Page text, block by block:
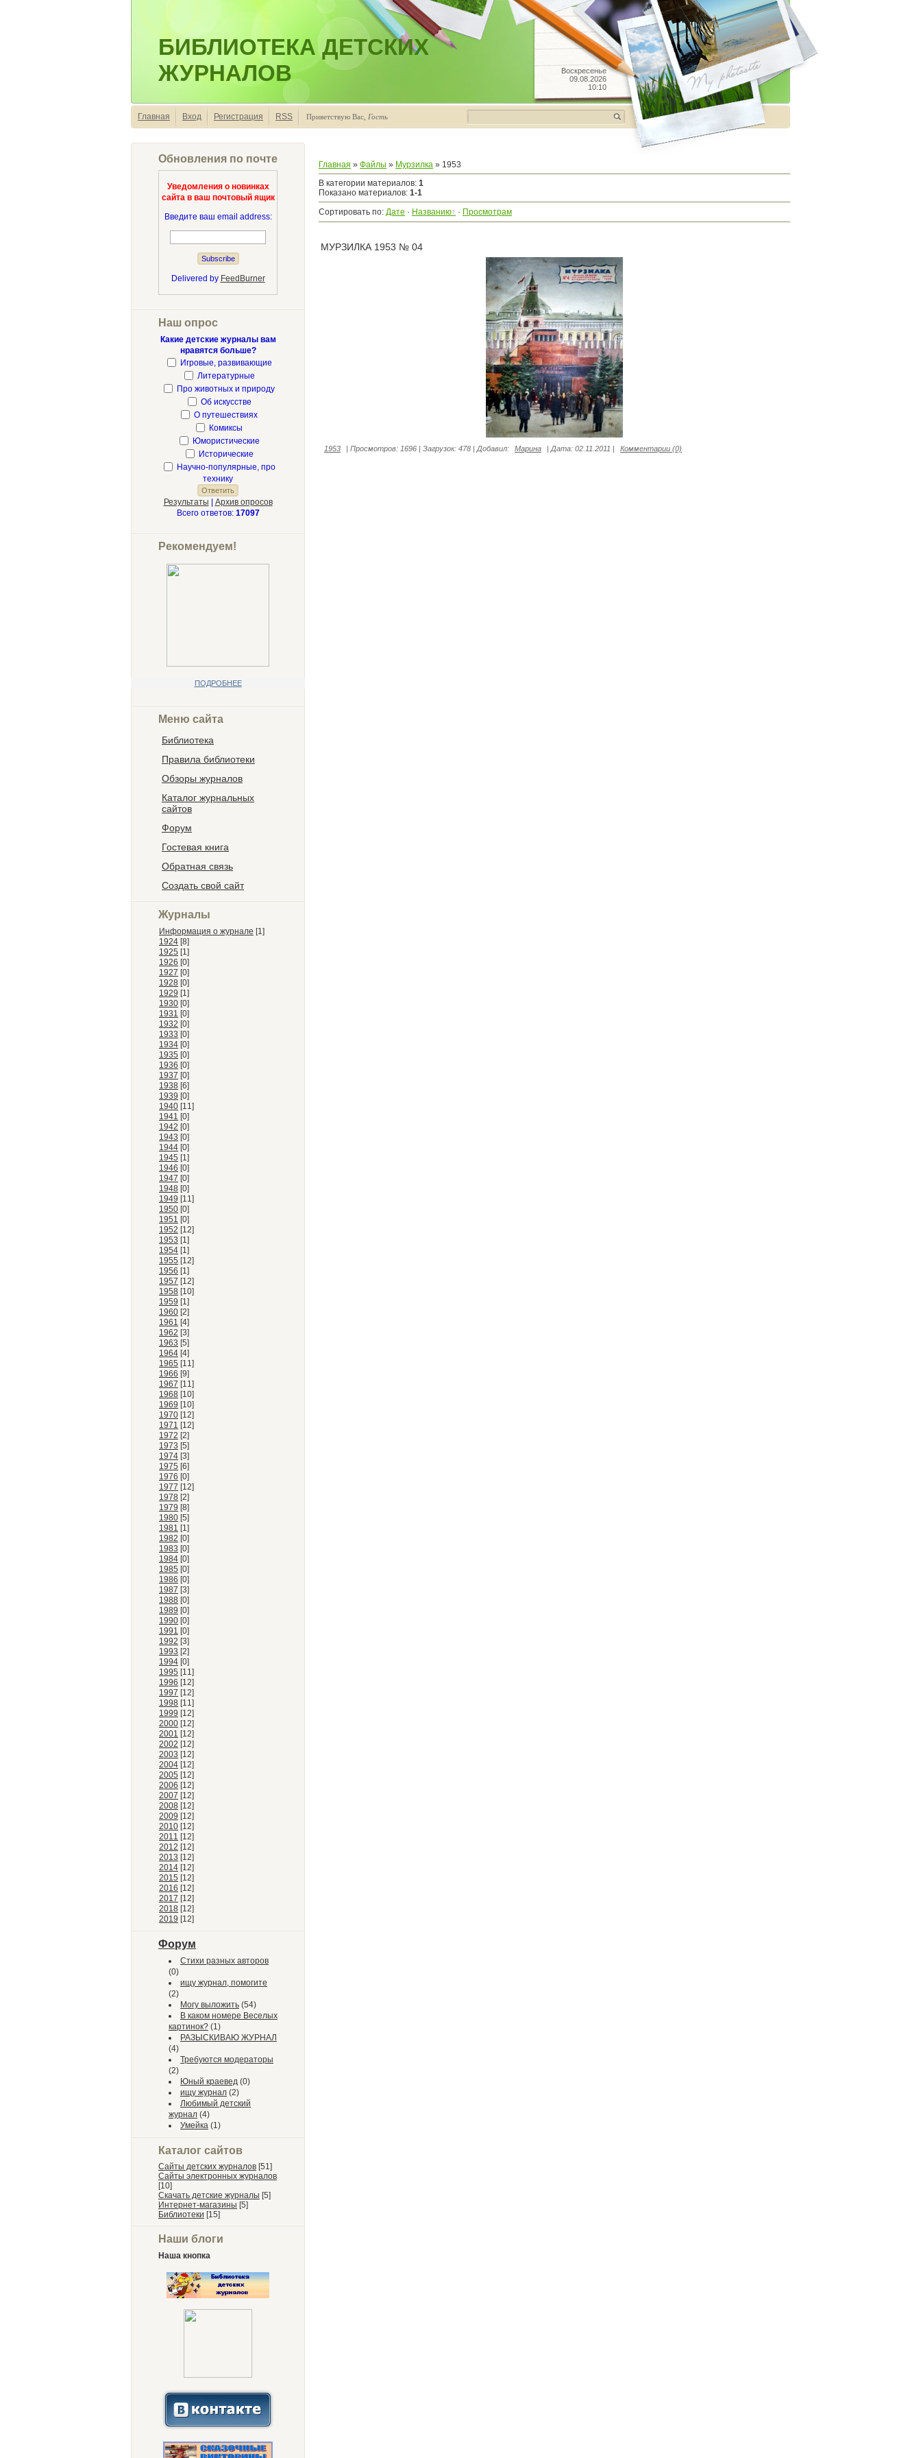
Воскресенье
09.08.2026
10:10
БИБЛИОТЕКА ДЕТСКИХ
ЖУРНАЛОВ
Главная Вход Регистрация RSS Приветствую Вас Гость
Обновления по почте
Уведомления о новинках
сайта в ваш почтовый ящик
Введите ваш email address:
Delivered by FeedBurner
Наш опрос
Какие детские журналы вам
нравятся больше?
Игровые, развивающие
Литературные
Про животных и природу
Об искусстве
О путешествиях
Комиксы
Юмористические
Исторические
Научно-популярные, про
технику
Результаты
Архив опросов
Всего ответов: 17097
Рекомендуем!
ПОДРОБНЕЕ
Меню сайта
Библиотека
Правила библиотеки
Обзоры журналов
Каталог журнальных
сайтов
Форум
Гостевая книга
Обратная связь
Создать свой сайт
Журналы
Информация о журнале [1]
1924 [8]
1925 [1]
1926 [0]
1927 [0]
1928 [0]
1929 [1]
1930 [0]
1931 [0]
1932 [0]
1933 [0]
1934 [0]
1935 [0]
1936 [0]
1937 [0]
1938 [6]
1939 [0]
1940 [11]
1941 [0]
1942 [0]
1943 [0]
1944 [0]
1945 [1]
1946 [0]
1947 [0]
1948 [0]
1949 [11]
1950 [0]
1951 [0]
1952 [12]
1953 [1]
1954 [1]
1955 [12]
1956 [1]
1957 [12]
1958 [10]
1959 [1]
1960 [2]
1961 [4]
1962 [3]
1963 [5]
1964 [4]
1965 [11]
1966 [9]
1967 [11]
1968 [10]
1969 [10]
1970 [12]
1971 [12]
1972 [2]
1973 [5]
1974 [3]
1975 [6]
1976 [0]
1977 [12]
1978 [2]
1979 [8]
1980 [5]
1981 [1]
1982 [0]
1983 [0]
1984 [0]
1985 [0]
1986 [0]
1987 [3]
1988 [0]
1989 [0]
1990 [0]
1991 [0]
1992 [3]
1993 [2]
1994 [0]
1995 [11]
1996 [12]
1997 [12]
1998 [11]
1999 [12]
2000 [12]
2001 [12]
2002 [12]
2003 [12]
2004 [12]
2005 [12]
2006 [12]
2007 [12]
2008 [12]
2009 [12]
2010 [12]
2011 [12]
2012 [12]
2013 [12]
2014 [12]
2015 [12]
2016 [12]
2017 [12]
2018 [12]
2019 [12]
Форум
Стихи разных авторов
(0)
ищу журнал, помогите
(2)
Могу выложить (54)
В каком номере Веселых
картинок? (1)
РАЗЫСКИВАЮ ЖУРНАЛ
(4)
Требуются модераторы
(2)
Юный краевед (0)
ищу журнал (2)
Любимый детский
журнал (4)
Умейка (1)
Каталог сайтов
Сайты детских журналов [51]
Сайты электронных журналов
[10]
Скачать детские журналы [5]
Интернет-магазины [5]
Библиотеки [15]
Наши блоги
Наша кнопка
Главная » Файлы » Мурзилка » 1953
В категории материалов: 1
Показано материалов: 1-1
Сортировать по: Дате · Названию · Просмотрам
МУРЗИЛКА 1953 № 04
1953 | Просмотров: 1696 | Загрузок: 478 | Добавил: Марина | Дата: 02.11.2011 | Комментарии (0)